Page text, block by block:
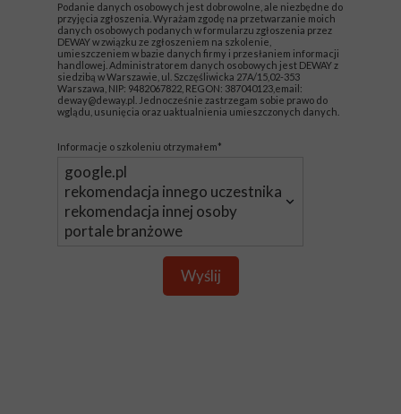
Podanie danych osobowych jest dobrowolne, ale niezbędne do
przyjęcia zgłoszenia. Wyrażam zgodę na przetwarzanie moich
danych osobowych podanych w formularzu zgłoszenia przez
DEWAY w związku ze zgłoszeniem na szkolenie,
umieszczeniem w bazie danych firmy i przesłaniem informacji
handlowej. Administratorem danych osobowych jest DEWAY z
siedzibą w Warszawie, ul. Szczęśliwicka 27A/15,02-353
Warszawa, NIP: 9482067822, REGON: 387040123,email:
deway@deway.pl. Jednocześnie zastrzegam sobie prawo do
wglądu, usunięcia oraz uaktualnienia umieszczonych danych.
Informacje o szkoleniu otrzymałem*
Wyślij